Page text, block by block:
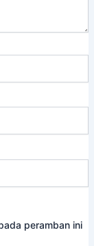
peramban ini